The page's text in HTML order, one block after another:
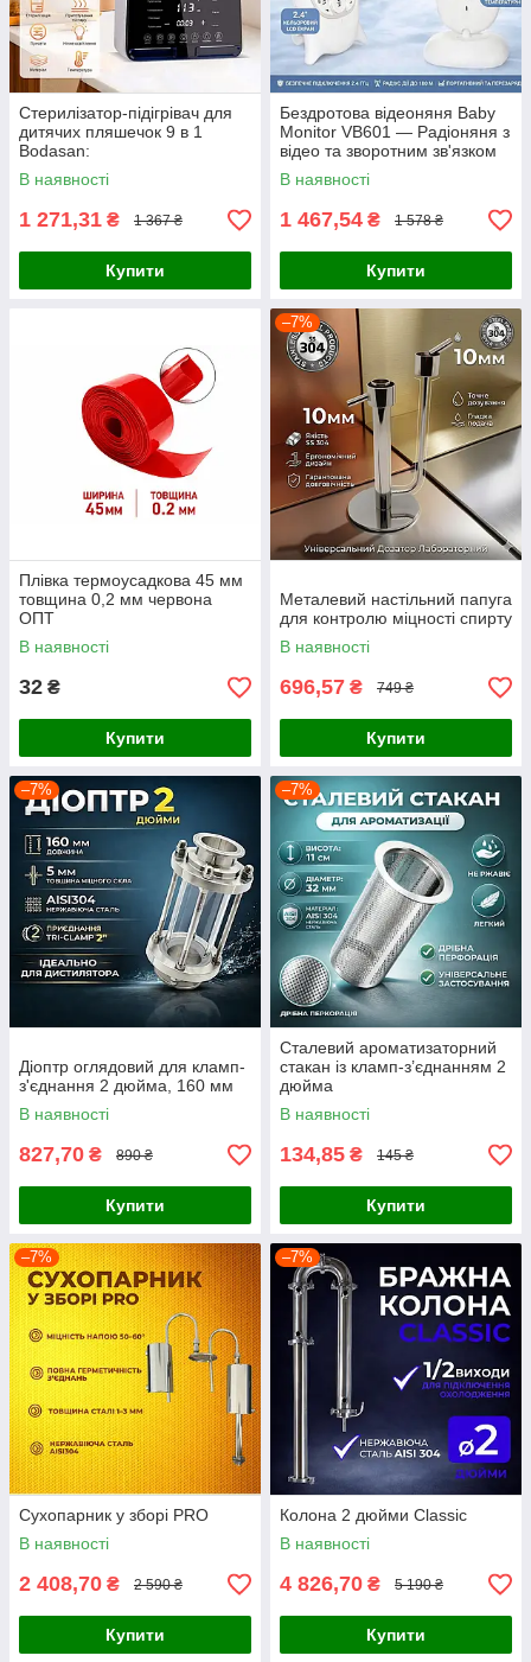
Стерилізатор-підігрівач для
дитячих пляшечок 9 в 1
Bodasan:
мультифункціональний
пристрій для годування
В наявності
1 271,31 ₴ 1 367 ₴
Купити
Бездротова відеоняня Baby
Monitor VB601 — Радіоняня з
відео та зворотним зв'язком
В наявності
1 467,54 ₴ 1 578 ₴
Купити
Плівка термоусадкова 45 мм
товщина 0,2 мм червона
ОПТ
В наявності
32 ₴
Купити
–7%
Металевий настільний папуга
для контролю міцності спирту
В наявності
696,57 ₴ 749 ₴
Купити
–7%
Діоптр оглядовий для кламп-
з'єднання 2 дюйма, 160 мм
В наявності
827,70 ₴ 890 ₴
Купити
–7%
Сталевий ароматизаторний
стакан із кламп-з’єднанням 2
дюйма
В наявності
134,85 ₴ 145 ₴
Купити
–7%
Сухопарник у зборі PRO
В наявності
2 408,70 ₴ 2 590 ₴
Купити
–7%
Колона 2 дюйми Classic
В наявності
4 826,70 ₴ 5 190 ₴
Купити